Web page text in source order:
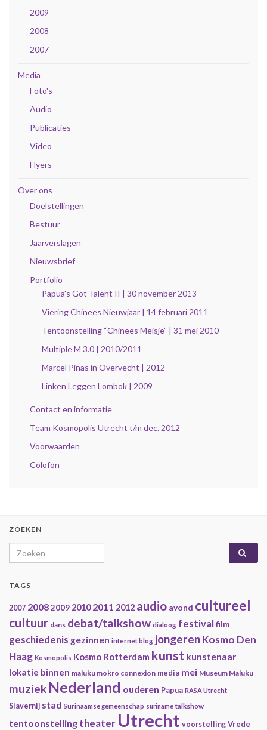
2009
2008
2007
Media
Foto's
Audio
Publicaties
Video
Flyers
Over ons
Doelstellingen
Bestuur
Jaarverslagen
Nieuwsbrief
Portfolio
Papua's Got Talent II | 30 november 2013
Viering Chinees Nieuwjaar | 14 februari 2011
Tentoonstelling “Chinees Meisje” | 31 mei 2010
Multiple M 3.0 | 2010/2011
Marcel Pinas in Overvecht | 2012
Linken Leggen Lombok | 2009
Contact en informatie
Team Kosmopolis Utrecht t/m dec. 2012
Voorwaarden
Colofon
ZOEKEN
Search for:
TAGS
2007 20082009 2010 2011 2012 audio avond cultureel
cultuur dans debat/talkshow dialoog festival film
geschiedenis gezinnen internet blog jongerenKosmo Den
Haag Kosmopolis Kosmo Rotterdam kunst kunstenaar
lokatie binnen maluku mokro connexion media mei Museum Maluku
muziek Nederland ouderen Papua RASA Utrecht
Slavernij stad Surinaamse gemeenschap suriname talkshow
tentoonstelling theater Utrecht voorstelling Vrede